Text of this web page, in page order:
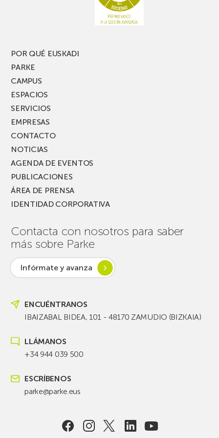
PARKEA
MUSIK
POR QUÉ EUSKADI
PARKE
CAMPUS
ESPACIOS
SERVICIOS
EMPRESAS
CONTACTO
NOTICIAS
AGENDA DE EVENTOS
PUBLICACIONES
ÁREA DE PRENSA
IDENTIDAD CORPORATIVA
Contacta con nosotros para saber
más sobre Parke
Infórmate y avanza
ENCUÉNTRANOS
IBAIZABAL BIDEA, 101 - 48170 ZAMUDIO (BIZKAIA)
LLÁMANOS
+34 944 039 500
ESCRÍBENOS
parke@parke.eus